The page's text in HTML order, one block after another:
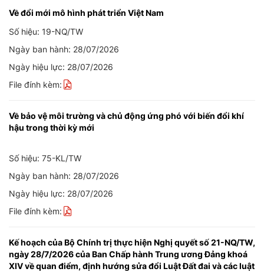
Về đổi mới mô hình phát triển Việt Nam
Số hiệu: 19-NQ/TW
Ngày ban hành: 28/07/2026
Ngày hiệu lực: 28/07/2026
File đính kèm:
Về bảo vệ môi trường và chủ động ứng phó với biến đổi khí
hậu trong thời kỳ mới
Số hiệu: 75-KL/TW
Ngày ban hành: 28/07/2026
Ngày hiệu lực: 28/07/2026
File đính kèm:
Kế hoạch của Bộ Chính trị thực hiện Nghị quyết số 21-NQ/TW,
ngày 28/7/2026 của Ban Chấp hành Trung ương Đảng khoá
XIV về quan điểm, định hướng sửa đổi Luật Đất đai và các luật